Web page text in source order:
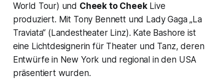
World Tour) und Cheek to CheekLive
produziert. Mit Tony Bennett und Lady Gaga „La
Traviata“ (Landestheater Linz). Kate Bashore ist
eine Lichtdesignerin für Theater und Tanz, deren
Entwürfe in New York und regional in den USA
präsentiert wurden.